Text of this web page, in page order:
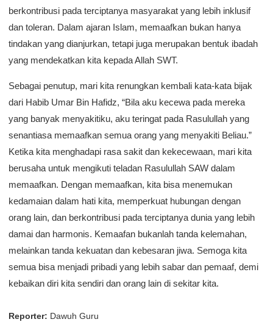
berkontribusi pada terciptanya masyarakat yang lebih inklusif
dan toleran. Dalam ajaran Islam, memaafkan bukan hanya
tindakan yang dianjurkan, tetapi juga merupakan bentuk ibadah
yang mendekatkan kita kepada Allah SWT.
Sebagai penutup, mari kita renungkan kembali kata-kata bijak
dari Habib Umar Bin Hafidz, “Bila aku kecewa pada mereka
yang banyak menyakitiku, aku teringat pada Rasulullah yang
senantiasa memaafkan semua orang yang menyakiti Beliau.”
Ketika kita menghadapi rasa sakit dan kekecewaan, mari kita
berusaha untuk mengikuti teladan Rasulullah SAW dalam
memaafkan. Dengan memaafkan, kita bisa menemukan
kedamaian dalam hati kita, memperkuat hubungan dengan
orang lain, dan berkontribusi pada terciptanya dunia yang lebih
damai dan harmonis. Kemaafan bukanlah tanda kelemahan,
melainkan tanda kekuatan dan kebesaran jiwa. Semoga kita
semua bisa menjadi pribadi yang lebih sabar dan pemaaf, demi
kebaikan diri kita sendiri dan orang lain di sekitar kita.
Reporter: Dawuh Guru